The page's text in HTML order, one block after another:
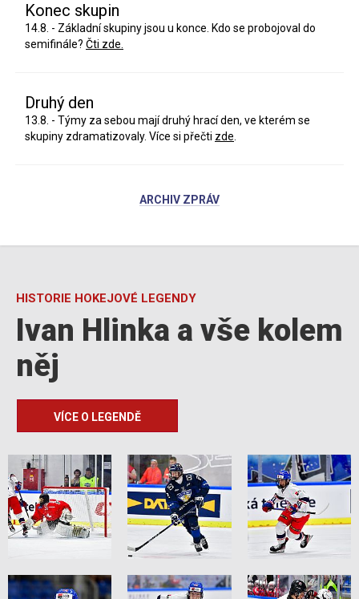
Konec skupin
14.8. - Základní skupiny jsou u konce. Kdo se probojoval do
semifinále? Čti zde.
Druhý den
13.8. - Týmy za sebou mají druhý hrací den, ve kterém se
skupiny zdramatizovaly. Více si přečti zde.
ARCHIV ZPRÁV
HISTORIE HOKEJOVÉ LEGENDY
Ivan Hlinka a vše kolem
něj
VÍCE O LEGENDĚ